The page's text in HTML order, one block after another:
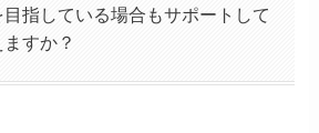
目指している場合もサポートして
ますか？